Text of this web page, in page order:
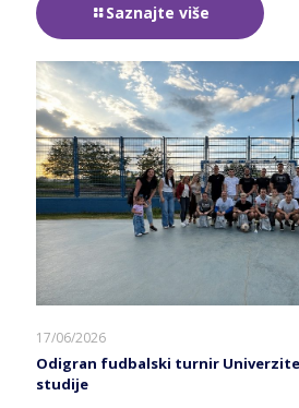
Saznajte više
17/06/2026
Odigran fudbalski turnir
studije